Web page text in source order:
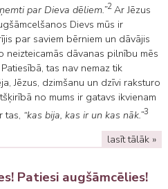
par Dieva dēliem.”2Ar Jēzus
Dievs mūs ir
par saviem bērniem un dāvājis
neizteicamās dāvanas pilnību mēs
tas nav nemaz tik
Jēzus, dzimšanu un dzīvi raksturo
no mums ir gatavs ikvienam
tas, “kas bija, kas ir un kas nāk.”3
lasīt tālāk »
Patiesi augšāmcēlies!